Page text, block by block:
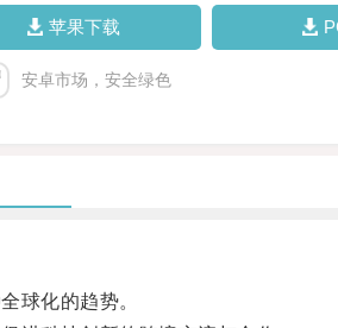
苹果下载
安卓市场，安全绿色
球化的趋势。